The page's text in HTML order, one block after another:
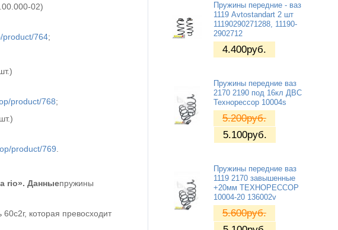
02)
product/764;
product/768;
product/769
rio». Данныепружины
которая превосходит
Пружины передние - ваз
1119 Avtostandart 2 шт
11190290271288, 11190-
2902712
4.400руб.
Пружины передние ваз
2170 2190 под 16кл ДВС
Технорессор 10004s
5.200руб.
5.100руб.
Пружины передние ваз
1119 2170 завышенные
+20мм ТЕХНОРЕССОР
10004-20 136002v
5.600руб.